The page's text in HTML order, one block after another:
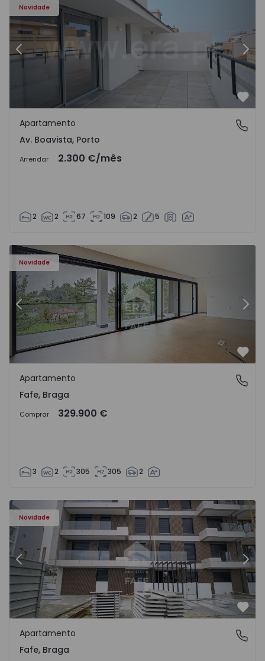
Novidade
Anterior
Av. Boavista, Porto
Apartamento
Av. Boavista, Porto
Arrendar 2.300 €/mês
2 2 67 109 2 5
Novidade
Anterior
Fafe, Braga
Apartamento
Fafe, Braga
Comprar 329.900 €
3 2 305 305 2
Novidade
Anterior
Fafe, Braga
Apartamento
Fafe, Braga